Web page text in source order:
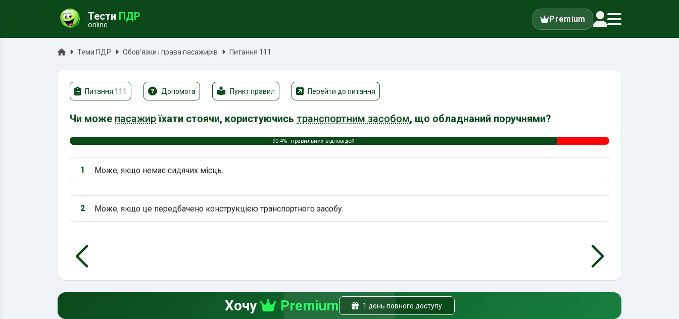
Тести ПДР
online
Premium
ГоловнаТеми ПДР Обов'язки і права пасажирів Питання 111
Питання 111 Допомога Пункт правил Перейти до питання
Чи може пасажирїхати стоячи, користуючись транспортним засобом, що обладнаний поручнями?
90.4% правильних відповідей
Варіант 1:
1 Може, якщо немає сидячих місць.
Варіант 2:
2 Може, якщо це передбачено конструкцією транспортного засобу.
Хочу Premium 1 день повного доступу